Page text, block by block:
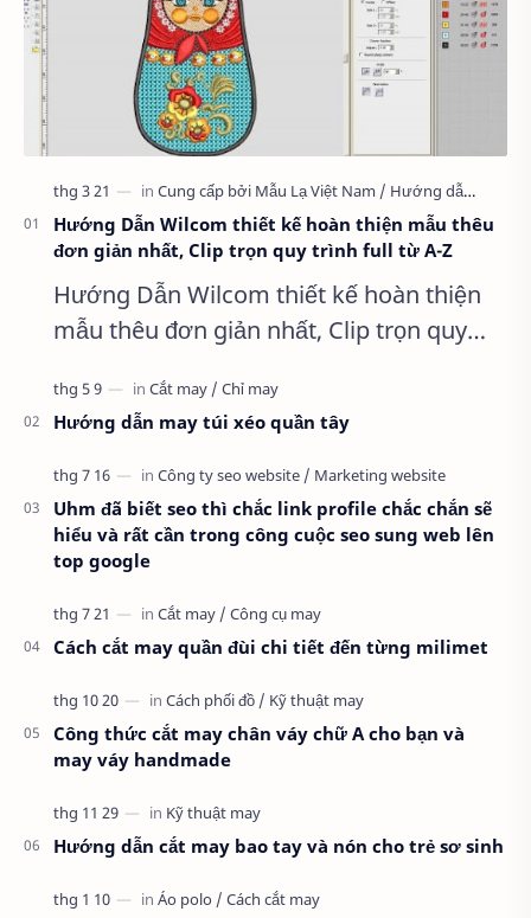
Hướng Dẫn Wilcom thiết kế hoàn thiện mẫu thêu
đơn giản nhất, Clip trọn quy trình full từ A-Z
Hướng Dẫn Wilcom thiết kế hoàn thiện
mẫu thêu đơn giản nhất, Clip trọn quy
thuật mới vào nghề, clip thực hành t…
Hướng dẫn may túi xéo quần tây
Uhm đã biết seo thì chắc link profile chắc chắn sẽ
hiểu và rất cần trong công cuộc seo sung web lên
top google
Cách cắt may quần đùi chi tiết đến từng milimet
Công thức cắt may chân váy chữ A cho bạn và
may váy handmade
Hướng dẫn cắt may bao tay và nón cho trẻ sơ sinh